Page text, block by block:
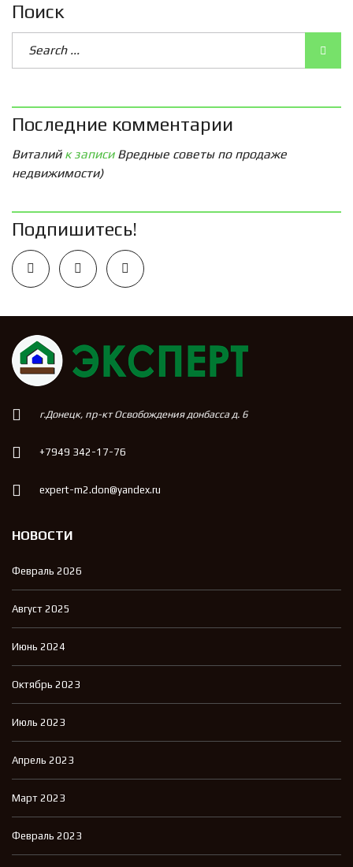
Поиск
Последние комментарии
Виталийк записи Вредные советы по продаже
недвижимости)
Подпишитесь!
г.Донецк, пр-кт Освобождения донбасса д. 6
+7949 342-17-76
expert-m2.don@yandex.ru
НОВОСТИ
Февраль 2026
Август 2025
Июнь 2024
Октябрь 2023
Июль 2023
Апрель 2023
Март 2023
Февраль 2023